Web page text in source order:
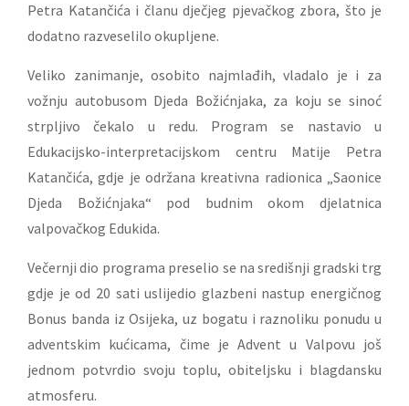
Petra Katančića i članu dječjeg pjevačkog zbora, što je
dodatno razveselilo okupljene.
Veliko zanimanje, osobito najmlađih, vladalo je i za
vožnju autobusom Djeda Božićnjaka, za koju se sinoć
strpljivo čekalo u redu. Program se nastavio u
Edukacijsko-interpretacijskom centru Matije Petra
Katančića, gdje je održana kreativna radionica „Saonice
Djeda Božićnjaka“ pod budnim okom djelatnica
valpovačkog Edukida.
Večernji dio programa preselio se na središnji gradski trg
gdje je od 20 sati uslijedio glazbeni nastup energičnog
Bonus banda iz Osijeka, uz bogatu i raznoliku ponudu u
adventskim kućicama, čime je Advent u Valpovu još
jednom potvrdio svoju toplu, obiteljsku i blagdansku
atmosferu.